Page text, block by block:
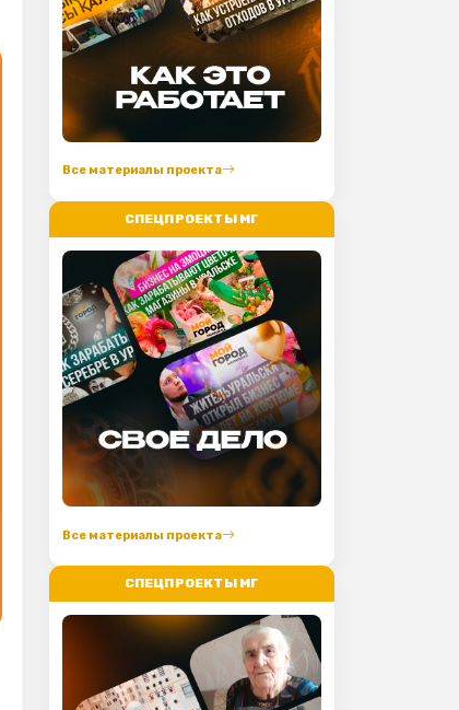
Все материалы проекта
СПЕЦПРОЕКТЫ МГ
Все материалы проекта
СПЕЦПРОЕКТЫ МГ